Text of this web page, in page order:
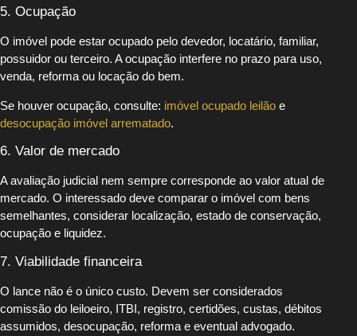
5. Ocupação
O imóvel pode estar ocupado pelo devedor, locatário, familiar,
possuidor ou terceiro. A ocupação interfere no prazo para uso,
venda, reforma ou locação do bem.
Se houver ocupação, consulte: imóvel ocupado leilão e
desocupação imóvel arrematado.
6. Valor de mercado
A avaliação judicial nem sempre corresponde ao valor atual de
mercado. O interessado deve comparar o imóvel com bens
semelhantes, considerar localização, estado de conservação,
ocupação e liquidez.
7. Viabilidade financeira
O lance não é o único custo. Devem ser considerados
comissão do leiloeiro, ITBI, registro, certidões, custas, débitos
assumidos, desocupação, reforma e eventual advogado.